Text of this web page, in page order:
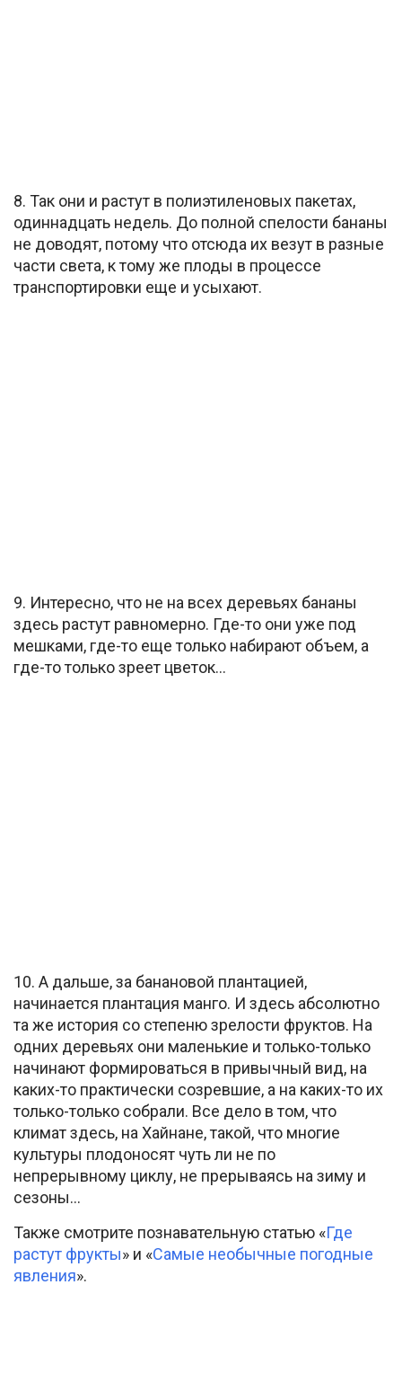
8. Так они и растут в полиэтиленовых пакетах,
одиннадцать недель. До полной спелости бананы
не доводят, потому что отсюда их везут в разные
части света, к тому же плоды в процессе
транспортировки еще и усыхают.
9. Интересно, что не на всех деревьях бананы
здесь растут равномерно. Где-то они уже под
мешками, где-то еще только набирают объем, а
где-то только зреет цветок…
10. А дальше, за банановой плантацией,
начинается плантация манго. И здесь абсолютно
та же история со степеню зрелости фруктов. На
одних деревьях они маленькие и только-только
начинают формироваться в привычный вид, на
каких-то практически созревшие, а на каких-то их
только-только собрали. Все дело в том, что
климат здесь, на Хайнане, такой, что многие
культуры плодоносят чуть ли не по
непрерывному циклу, не прерываясь на зиму и
сезоны…
Также смотрите познавательную статью «Где
растут фрукты» и «Самые необычные погодные
явления».